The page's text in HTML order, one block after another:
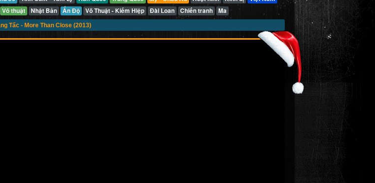
Võ thuật Nhật Bản Ấn Độ Võ Thuật - Kiếm Hiệp Đài Loan Chiến tranh Ma
Tấc - More Than Close (2013)